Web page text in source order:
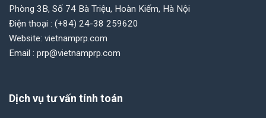
Phòng 3B, Số 74 Bà Triệu, Hoàn Kiếm, Hà Nội
Điện thoại : (+84) 24-38 259620
Website: vietnamprp.com
Email : prp@vietnamprp.com
Dịch vụ tư vấn tính toán